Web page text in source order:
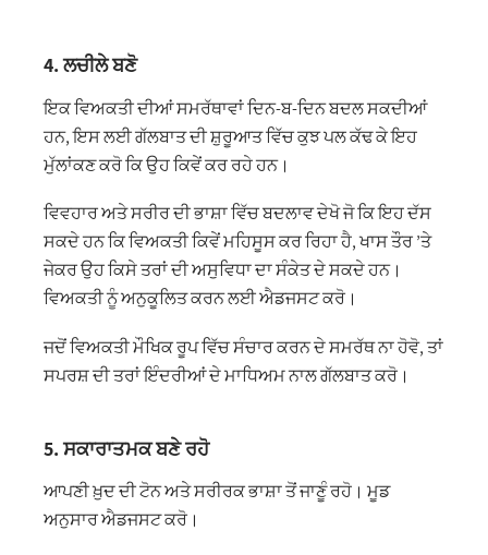
4. ਲਚੀਲੇ ਬਣੋ
ਇਕ ਵਿਅਕਤੀ ਦੀਆਂ ਸਮਰੱਥਾਵਾਂ ਦਿਨ-ਬ-ਦਿਨ ਬਦਲ ਸਕਦੀਆਂ
ਹਨ, ਇਸ ਲਈ ਗੱਲਬਾਤ ਦੀ ਸ਼ੁਰੂਆਤ ਵਿੱਚ ਕੁਝ ਪਲ ਕੱਢ ਕੇ ਇਹ
ਮੁੱਲਾਂਕਣ ਕਰੋ ਕਿ ਉਹ ਕਿਵੇਂ ਕਰ ਰਹੇ ਹਨ।
ਵਿਵਹਾਰ ਅਤੇ ਸਰੀਰ ਦੀ ਭਾਸ਼ਾ ਵਿੱਚ ਬਦਲਾਵ ਦੇਖੋ ਜੋ ਕਿ ਇਹ ਦੱਸ
ਸਕਦੇ ਹਨ ਕਿ ਵਿਅਕਤੀ ਕਿਵੇਂ ਮਹਿਸੂਸ ਕਰ ਰਿਹਾ ਹੈ, ਖਾਸ ਤੌਰ ’ਤੇ
ਜੇਕਰ ਉਹ ਕਿਸੇ ਤਰਾਂ ਦੀ ਅਸੁਵਿਧਾ ਦਾ ਸੰਕੇਤ ਦੇ ਸਕਦੇ ਹਨ।
ਵਿਅਕਤੀ ਨੂੰ ਅਨੁਕੂਲਿਤ ਕਰਨ ਲਈ ਐਡਜਸਟ ਕਰੋ।
ਜਦੋਂ ਵਿਅਕਤੀ ਮੌਖਿਕ ਰੂਪ ਵਿੱਚ ਸੰਚਾਰ ਕਰਨ ਦੇ ਸਮਰੱਥ ਨਾ ਹੋਵੋ, ਤਾਂ
ਸਪਰਸ਼ ਦੀ ਤਰਾਂ ਇੰਦਰੀਆਂ ਦੇ ਮਾਧਿਅਮ ਨਾਲ ਗੱਲਬਾਤ ਕਰੋ।
5. ਸਕਾਰਾਤਮਕ ਬਣੇ ਰਹੋ
ਆਪਣੀ ਖ਼ੁਦ ਦੀ ਟੋਨ ਅਤੇ ਸਰੀਰਕ ਭਾਸ਼ਾ ਤੋਂ ਜਾਣੂੰ ਰਹੋ। ਮੂਡ
ਅਨੁਸਾਰ ਐਡਜਸਟ ਕਰੋ।